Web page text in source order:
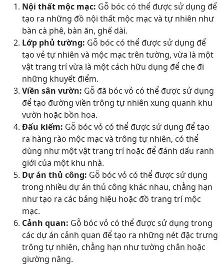
Nội thất mộc mạc: Gỗ bóc có thể được sử dụng để
tạo ra những đồ nội thất mộc mạc và tự nhiên như
bàn cà phê, bàn ăn, ghế dài.
Lớp phủ tường: Gỗ bóc có thể được sử dụng để
tạo vẻ tự nhiên và mộc mạc trên tường, vừa là một
vật trang trí vừa là một cách hữu dụng để che đi
những khuyết điểm.
Viền sân vườn: Gỗ đã bóc vỏ có thể được sử dụng
để tạo đường viền trông tự nhiên xung quanh khu
vườn hoặc bồn hoa.
Đấu kiếm: Gỗ bóc vỏ có thể được sử dụng để tạo
ra hàng rào mộc mạc và trông tự nhiên, có thể
dùng như một vật trang trí hoặc để đánh dấu ranh
giới của một khu nhà.
Dự án thủ công: Gỗ bóc vỏ có thể được sử dụng
trong nhiều dự án thủ công khác nhau, chẳng hạn
như tạo ra các bảng hiệu hoặc đồ trang trí mộc
mạc.
Cảnh quan: Gỗ bóc vỏ có thể được sử dụng trong
các dự án cảnh quan để tạo ra những nét đặc trưng
trông tự nhiên, chẳng hạn như tường chắn hoặc
giường nâng.